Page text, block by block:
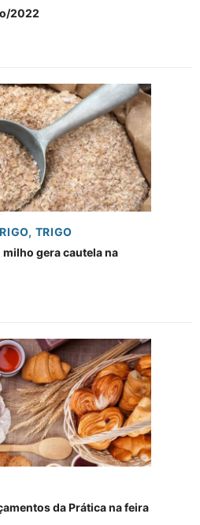
2022
, TRIGO
gera cautela na
da Prática na feira